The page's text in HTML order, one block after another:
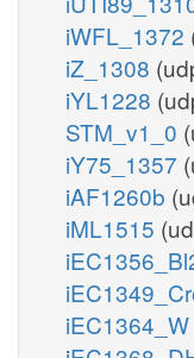
iWFL_1372
iZ_1308
iYL1228
STM_v1_0
iY75_1357
iAF1260b
iML1515
iEC1364_W